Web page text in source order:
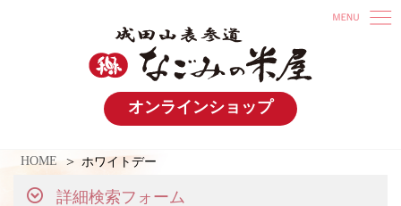
オンラインショップ
HOME ホワイトデー
詳細検索フォーム